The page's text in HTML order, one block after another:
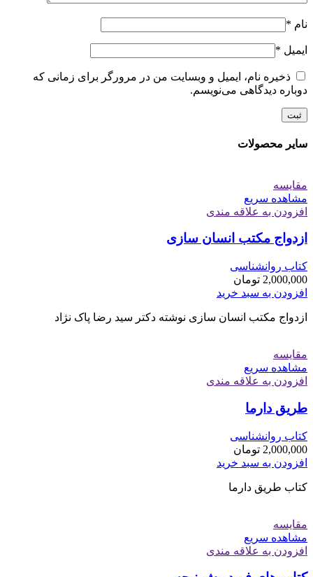
نام *
ایمیل *
ذخیره نام، ایمیل و وبسایت من در مرورگر برای زمانی که
دوباره دیدگاهی می‌نویسم.
سایر محصولات
مقایسه
مشاهده سریع
افزودن به علاقه مندی
ازدواج مکتب انسان سازی
کتاب روانشناسی
2,000,000 تومان
افزودن به سبد خرید
ازدواج مکتب انسان سازی نوشته دکتر سید رضا پاک نژاد
مقایسه
مشاهده سریع
افزودن به علاقه مندی
طریق دارما
کتاب روانشناسی
2,000,000 تومان
افزودن به سبد خرید
کتاب طریق دارما
مقایسه
مشاهده سریع
افزودن به علاقه مندی